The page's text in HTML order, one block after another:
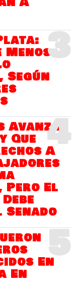
3
Menos
Según
4
Avanza
Que
A
Pero El
5
En
En